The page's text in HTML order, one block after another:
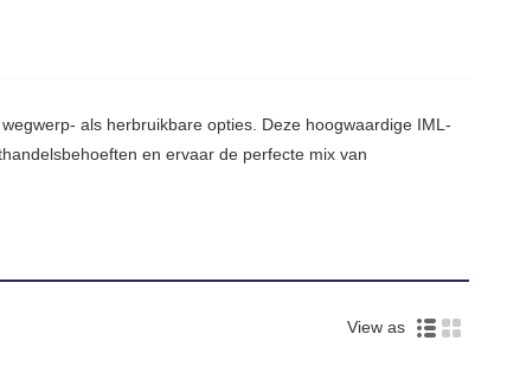
als herbruikbare opties. Deze hoogwaardige IML-
en ervaar de perfecte mix van
View as